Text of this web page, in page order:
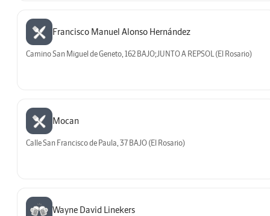
Francisco Manuel Alonso Hernández
Camino San Miguel de Geneto, 162 BAJO;JUNTO A REPSOL (El Rosario)
Mocan
Calle San Francisco de Paula, 37 BAJO (El Rosario)
Wayne David Linekers